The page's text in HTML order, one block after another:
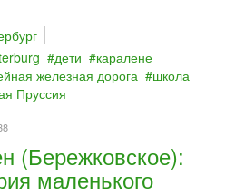
дети
каралене
железная дорога
школа
Пруссия
(Бережковское):
маленького